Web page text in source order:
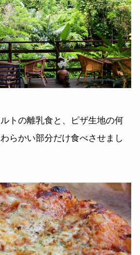
トの離乳食と、ピザ生地の何
らかい部分だけ食べさせまし